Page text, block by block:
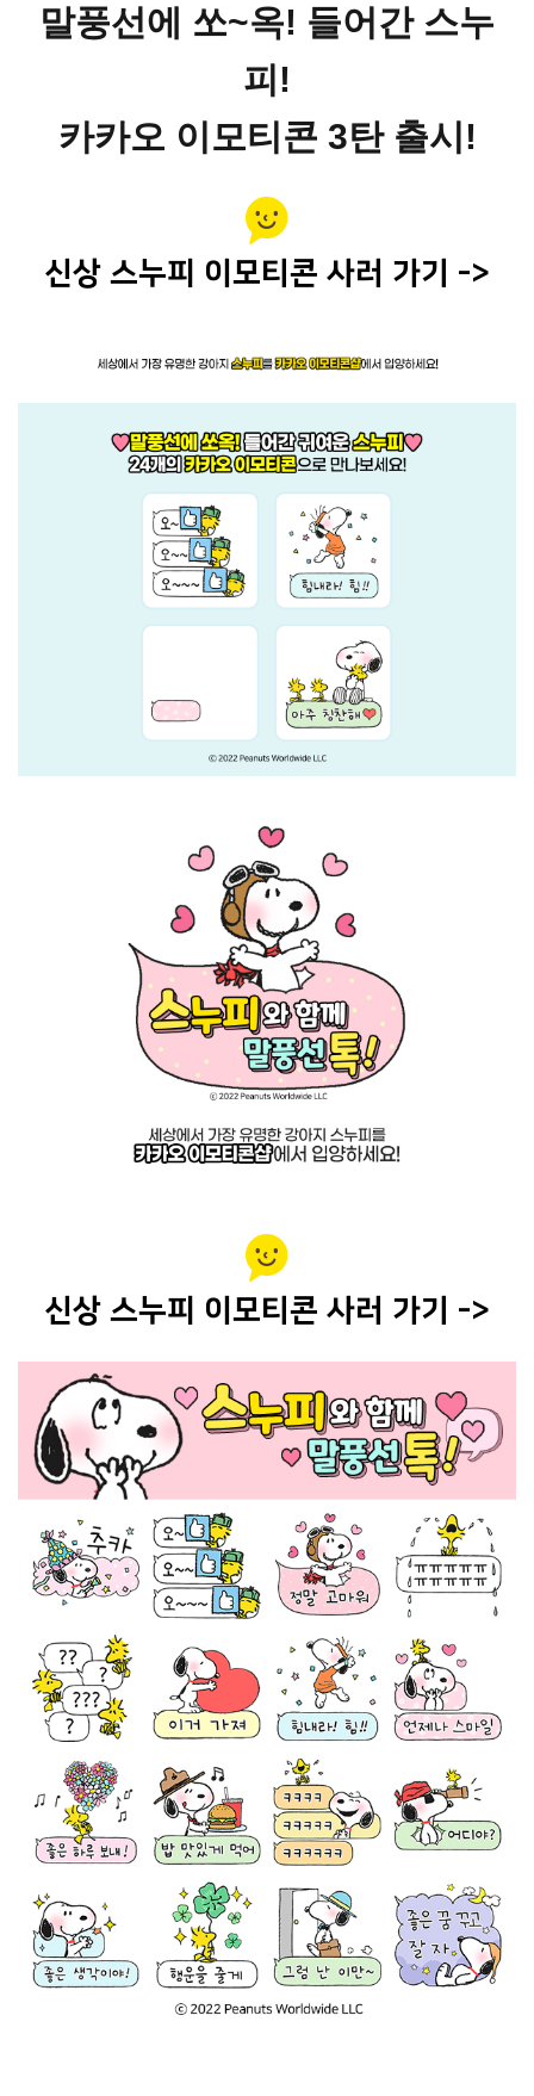
말풍선에 쏘~옥! 들어간 스누
피!
카카오 이모티콘 3탄 출시!
신상 스누피 이모티콘 사러 가기 ->
신상 스누피 이모티콘 사러 가기 ->